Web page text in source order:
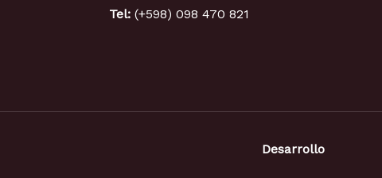
Tel:(+598) 098 470 821
Desarrollo